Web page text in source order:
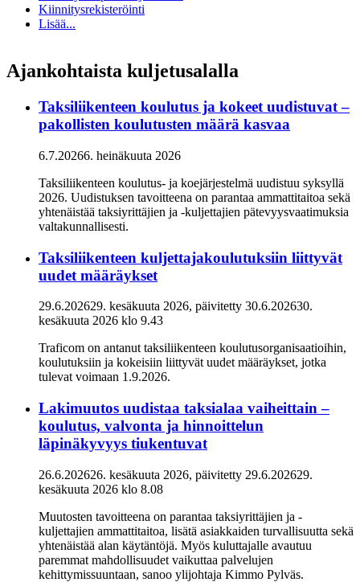
Kiinnitysrekisteröinti
Lisää...
Ajankohtaista kuljetusalalla
Taksiliikenteen koulutus ja kokeet uudistuvat –
pakollisten koulutusten määrä kasvaa
6.7.20266. heinäkuuta 2026
Taksiliikenteen koulutus- ja koejärjestelmä uudistuu syksyllä
2026. Uudistuksen tavoitteena on parantaa ammattitaitoa sekä
yhtenäistää taksiyrittäjien ja -kuljettajien pätevyysvaatimuksia
valtakunnallisesti.
Taksiliikenteen kuljettajakoulutuksiin liittyvät
uudet määräykset
29.6.202629. kesäkuuta 2026, päivitetty 30.6.202630.
kesäkuuta 2026 klo 9.43
Traficom on antanut taksiliikenteen koulutusorganisaatioihin,
koulutuksiin ja kokeisiin liittyvät uudet määräykset, jotka
tulevat voimaan 1.9.2026.
Lakimuutos uudistaa taksialaa vaiheittain –
koulutus, valvonta ja hinnoittelun
läpinäkyvyys tiukentuvat
26.6.202626. kesäkuuta 2026, päivitetty 29.6.202629.
kesäkuuta 2026 klo 8.08
Muutosten tavoitteena on parantaa taksiyrittäjien ja -
kuljettajien ammattitaitoa, lisätä asiakkaiden turvallisuutta sekä
yhtenäistää alan käytäntöjä. Myös kuluttajalle avautuu
paremmat mahdollisuudet vaikuttaa palvelujen
kehittymissuuntaan, sanoo ylijohtaja Kimmo Pylväs.